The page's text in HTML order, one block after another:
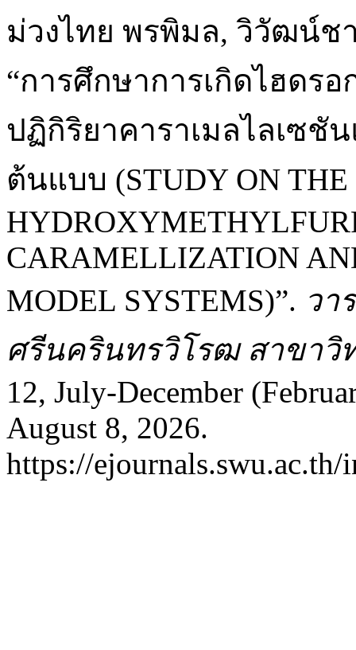
ม่วงไทย พรพิมล, วิวัฒน์ช
“การศึกษาการเกิดไฮดร
ปฏิกิริยาคาราเมลไลเซชั
ต้นแบบ (STUDY ON THE
CARAMELLIZATION
MODEL SYSTEMS)”. วา
ศรีนครินทรวิโรฒ สาขาวิ
12, July-December
August 8, 2026.
https://